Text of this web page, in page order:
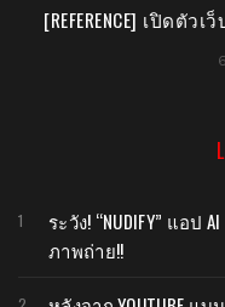
[PR] “FINAL
ระวัง! “NUDIFY” แอ
ภาพถ่าย!!